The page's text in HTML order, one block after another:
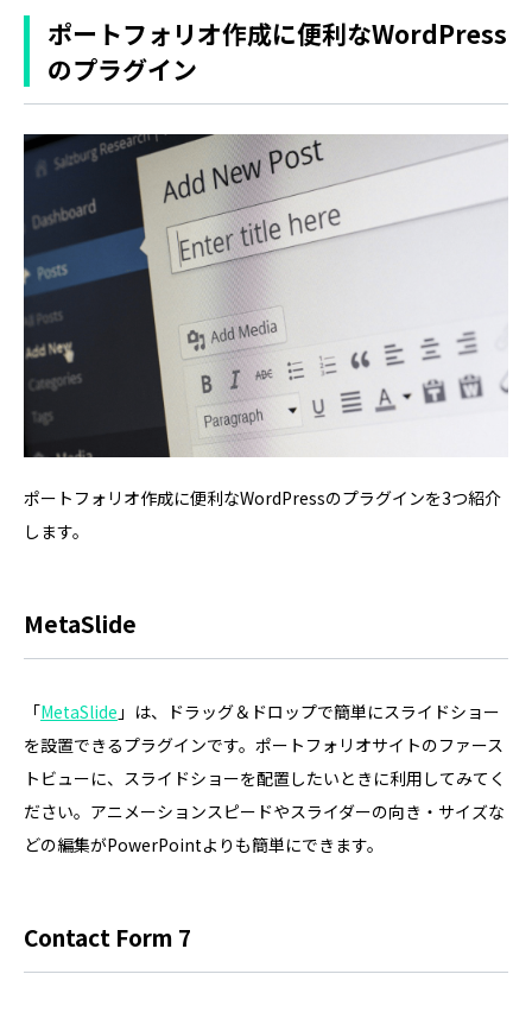
ポートフォリオ作成に便利なWordPress
のプラグイン
ポートフォリオ作成に便利なWordPressのプラグインを3つ紹介
します。
MetaSlide
「MetaSlide 」は、ドラッグ＆ドロップで簡単にスライドショー
を設置できるプラグインです。ポートフォリオサイトのファース
トビューに、スライドショーを配置したいときに利用してみてく
ださい。アニメーションスピードやスライダーの向き・サイズな
どの編集がPowerPointよりも簡単にできます。
Contact Form 7